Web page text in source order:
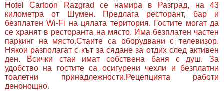
Hotel Cartoon Razgrad се намира в Разград, на 43
километра от Шумен. Предлага ресторант, бар и
безплатен Wi-Fi на цялата територия. Гостите могат да
се хранят в ресторанта на място. Има безплатен частен
паркинг на място.Стаите са оборудвани с телевизор.
Някои разполагат с кът за сядане за отдих след активен
ден. Всички стаи имат собствена баня с душ. За
удобство на гостите са осигурени чехли и безплатни
тоалетни принадлежности.Рецепцията работи
денонощно.